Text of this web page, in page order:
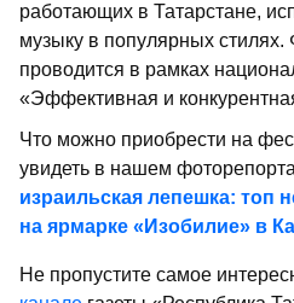
работающих в Татарстане,
музыку в популярных
проводится в рамках
«Эффективная и
Что можно приобрести на
увидеть в нашем
израильская лепешка: топ
на ярмарке «Изобилие» в
Не пропустите самое